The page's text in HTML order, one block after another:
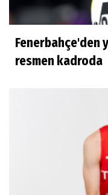
Bilimin
Doğan
Ilgım
Ece
Fenerbahçe'den
resmen kadroda